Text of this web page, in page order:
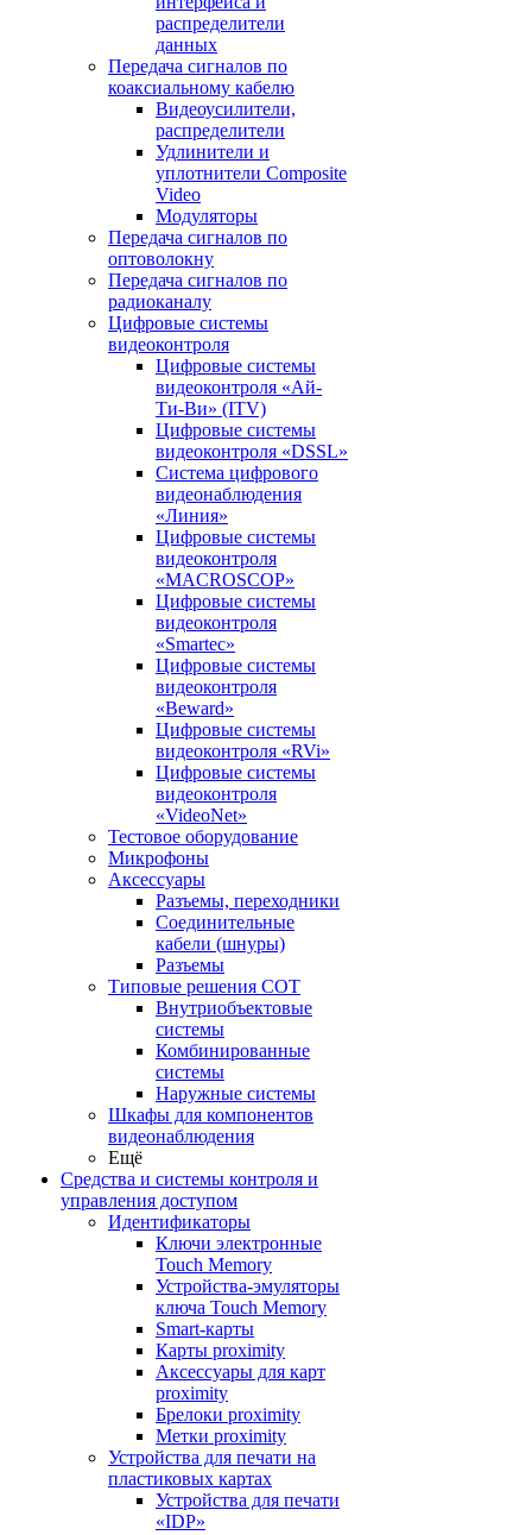
распределители
данных
Передача сигналов по
коаксиальному кабелю
Видеоусилители,
распределители
Удлинители и
уплотнители Сomposite
Video
Модуляторы
Передача сигналов по
оптоволокну
Передача сигналов по
радиоканалу
Цифровые системы
видеоконтроля
Цифровые системы
видеоконтроля «Ай-
Ти-Ви» (ITV)
Цифровые системы
видеоконтроля «DSSL»
Система цифрового
видеонаблюдения
«Линия»
Цифровые системы
видеоконтроля
«MACROSCOP»
Цифровые системы
видеоконтроля
«Smartec»
Цифровые системы
видеоконтроля
«Beward»
Цифровые системы
видеоконтроля «RVi»
Цифровые системы
видеоконтроля
«VideoNet»
Тестовое оборудование
Микрофоны
Аксессуары
Разъемы, переходники
Соединительные
кабели (шнуры)
Разъемы
Типовые решения СОТ
Внутриобъектовые
системы
Комбинированные
системы
Наружные системы
Шкафы для компонентов
видеонаблюдения
Ещё
Средства и системы контроля и
управления доступом
Идентификаторы
Ключи электронные
Touch Memory
Устройства-эмуляторы
ключа Touch Memory
Smart-карты
Карты proximity
Аксессуары для карт
proximitу
Брелоки proximity
Метки proximity
Устройства для печати на
пластиковых картах
Устройства для печати
«IDP»